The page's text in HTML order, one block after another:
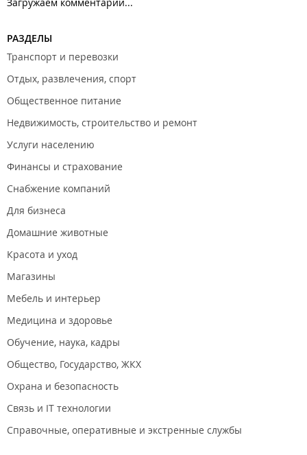
РАЗДЕЛЫ
Транспорт и перевозки
Отдых, развлечения, спорт
Общественное питание
Недвижимость, строительство и ремонт
Услуги населению
Финансы и страхование
Снабжение компаний
Для бизнеса
Домашние животные
Красота и уход
Магазины
Мебель и интерьер
Медицина и здоровье
Обучение, наука, кадры
Общество, Государство, ЖКХ
Охрана и безопасность
Связь и IT технологии
Справочные, оперативные и экстренные службы